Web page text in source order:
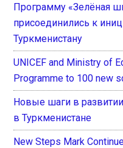
Программу «Зелёная
присоединились к
Туркменистану
UNICEF and Ministry of
Programme to 100 new
Новые шаги в
в Туркменистане
New Steps Mark